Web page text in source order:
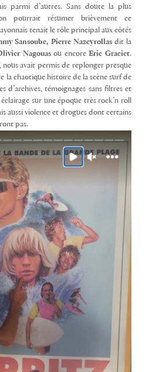
parmi d’autres. Sans doute la plus
pourrait résumer brièvement ce
tenait le rôle principal aux côtés
Sansoube, Pierre Nazeyrollas dit la
Nagouasou encoreEric Graciet.
avait permis de replonger presque
la chaotique histoire de la scène surf de
d’archives, témoignages sans filtres et
sur une époque très rock’n roll
aussi violence et drogues dont certains
pas.